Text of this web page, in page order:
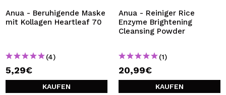
Anua - Beruhigende Maske
mit Kollagen Heartleaf 70
(4)
5,29€
KAUFEN
Anua - Reiniger Rice
Enzyme Brightening
Cleansing Powder
(1)
20,99€
KAUFEN